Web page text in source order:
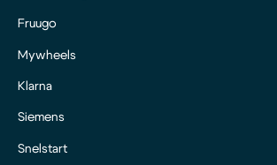
Fruugo
Mywheels
Klarna
Siemens
Snelstart